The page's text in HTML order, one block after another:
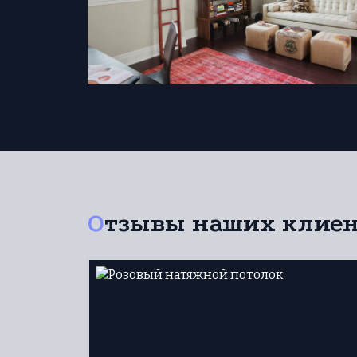
Отзывы наших